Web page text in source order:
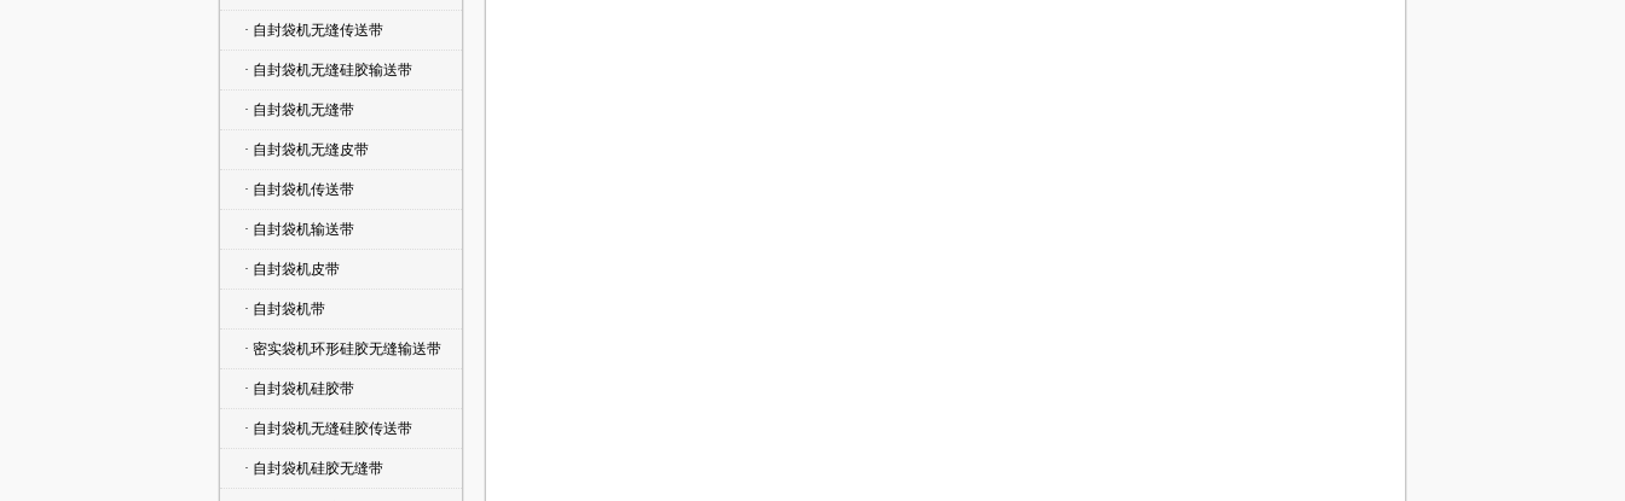
· 自封袋机无缝传送带
· 自封袋机无缝硅胶输送带
· 自封袋机无缝带
· 自封袋机无缝皮带
· 自封袋机传送带
· 自封袋机输送带
· 自封袋机皮带
· 自封袋机带
· 密实袋机环形硅胶无缝输送带
· 自封袋机硅胶带
· 自封袋机无缝硅胶传送带
· 自封袋机硅胶无缝带